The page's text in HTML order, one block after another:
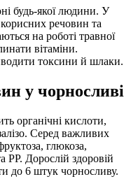
будь-якої людини. У
речовин та
на роботі травної
вітаміни.
токсини й шлаки.
у чорносливі
органічні кислоти,
Серед важливих
глюкоза,
РР. Дорослій здоровій
до 6 штук чорносливу.